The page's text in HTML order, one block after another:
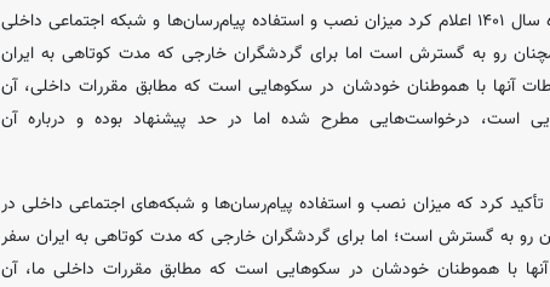
این وزارت‌خانه در اسفندماه سال ۱۴۰۱ اعلام کرد میزان نصب و استفاده پیام‌رسان‌ها و شبکه اجتماعی داخلی
رو به گسترش است اما برای گردشگران خارجی که مدت کوتاهی به ایران
آنها با هموطنان خودشان در سکوهایی است که مطابق مقررات داخلی، آن
است، درخواست‌هایی مطرح شده اما در حد پیشنهاد بوده و درباره آن
تأکید کرد که میزان نصب و استفاده پیام‌رسان‌ها و شبکه‌های اجتماعی داخلی در
رو به گسترش است؛ اما برای گردشگران خارجی که مدت کوتاهی به ایران سفر
آنها با هموطنان خودشان در سکوهایی است که مطابق مقررات داخلی ما، آن